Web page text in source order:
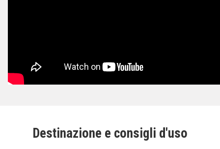
Destinazione e consigli d'uso